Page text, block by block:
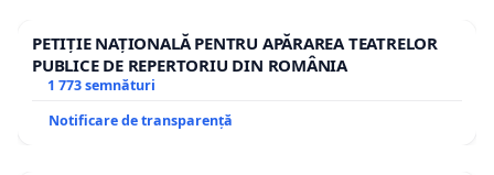
PETIȚIE NAȚIONALĂ PENTRU APĂRAREA TEATRELOR
PUBLICE DE REPERTORIU DIN ROMÂNIA
1 773 semnături
Notificare de transparență